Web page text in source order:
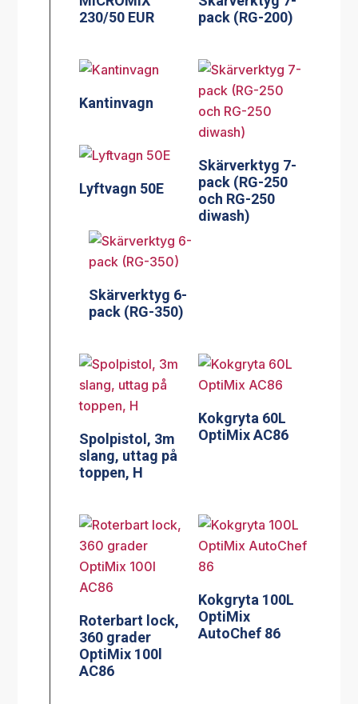
230/50 EUR
pack (RG-200)
Kantinvagn
Skärverktyg 7-
pack (RG-250
och RG-250
diwash)
Lyftvagn 50E
Skärverktyg 6-
pack (RG-350)
Spolpistol, 3m
slang, uttag på
toppen, H
Kokgryta 60L
OptiMix AC86
Roterbart lock,
360 grader
OptiMix 100l
AC86
Kokgryta 100L
OptiMix
AutoChef 86